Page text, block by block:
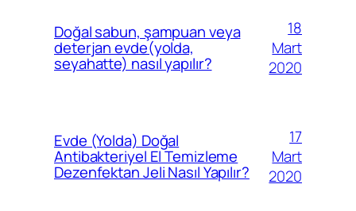
Doğal sabun, şampuan veya
deterjan evde(yolda,
seyahatte) nasıl yapılır?
18
Mart
2020
Evde (Yolda) Doğal
Antibakteriyel El Temizleme
Dezenfektan Jeli Nasıl Yapılır?
17
Mart
2020